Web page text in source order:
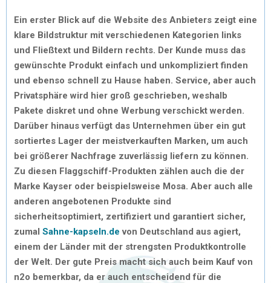
Ein erster Blick auf die Website des Anbieters zeigt eine
klare Bildstruktur mit verschiedenen Kategorien links
und Fließtext und Bildern rechts. Der Kunde muss das
gewünschte Produkt einfach und unkompliziert finden
und ebenso schnell zu Hause haben. Service, aber auch
Privatsphäre wird hier groß geschrieben, weshalb
Pakete diskret und ohne Werbung verschickt werden.
Darüber hinaus verfügt das Unternehmen über ein gut
sortiertes Lager der meistverkauften Marken, um auch
bei größerer Nachfrage zuverlässig liefern zu können.
Zu diesen Flaggschiff-Produkten zählen auch die der
Marke Kayser oder beispielsweise Mosa. Aber auch alle
anderen angebotenen Produkte sind
sicherheitsoptimiert, zertifiziert und garantiert sicher,
zumal Sahne-kapseln.de von Deutschland aus agiert,
einem der Länder mit der strengsten Produktkontrolle
der Welt. Der gute Preis macht sich auch beim Kauf von
n2o bemerkbar, da er auch entscheidend für die